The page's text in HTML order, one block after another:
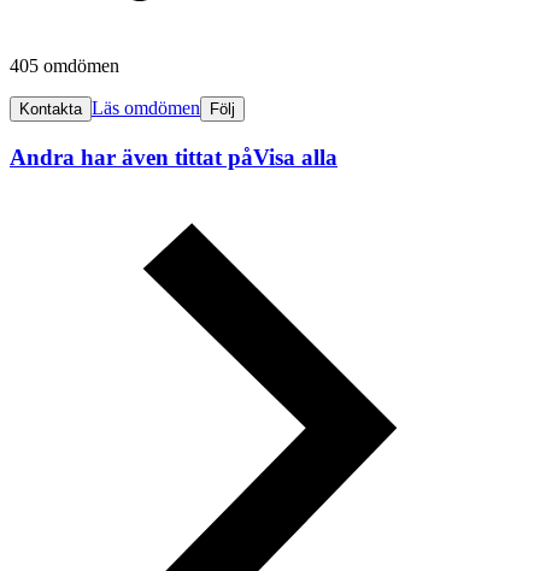
405 omdömen
Kontakta Läs omdömen Följ
Andra har även tittat påVisa alla